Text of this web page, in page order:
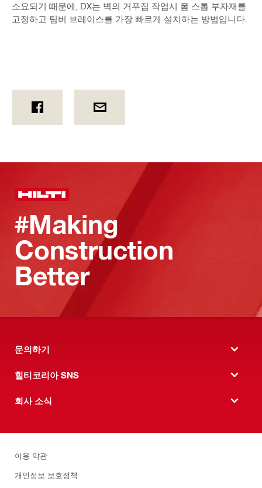
소요되기 때문에, DX는 벽의 거푸집 작업시 폼 스톱 부자재를
고정하고 팀버 브레이스를 가장 빠르게 설치하는 방법입니다.
#Making
Construction
Better
문의하기
힐티코리아 SNS
회사 소식
이용 약관
개인정보 보호정책